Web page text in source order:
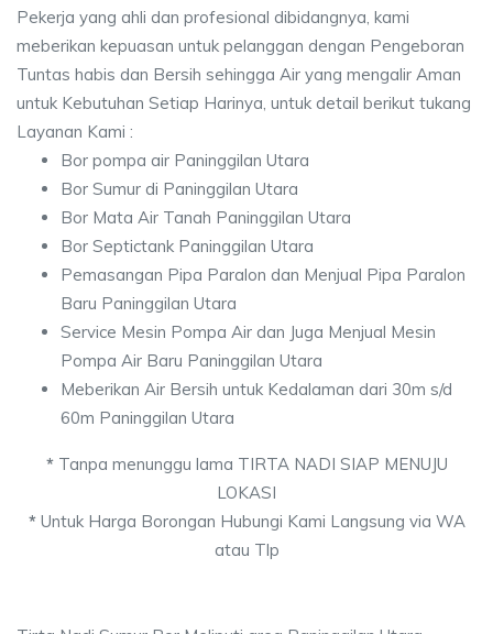
Pekerja yang ahli dan profesional dibidangnya, kami
meberikan kepuasan untuk pelanggan dengan Pengeboran
Tuntas habis dan Bersih sehingga Air yang mengalir Aman
untuk Kebutuhan Setiap Harinya, untuk detail berikut tukang
Layanan Kami :
Bor pompa air Paninggilan Utara
Bor Sumur di Paninggilan Utara
Bor Mata Air Tanah Paninggilan Utara
Bor Septictank Paninggilan Utara
Pemasangan Pipa Paralon dan Menjual Pipa Paralon
Baru Paninggilan Utara
Service Mesin Pompa Air dan Juga Menjual Mesin
Pompa Air Baru Paninggilan Utara
Meberikan Air Bersih untuk Kedalaman dari 30m s/d
60m Paninggilan Utara
*Tanpa menunggu lama TIRTA NADI SIAP MENUJU
LOKASI
*Untuk Harga Borongan Hubungi Kami Langsung via WA
atau Tlp